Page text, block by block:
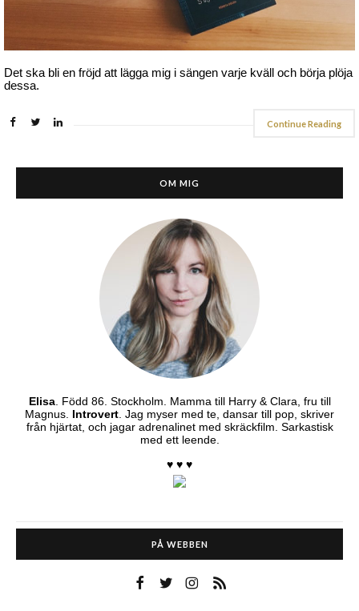
Det ska bli en fröjd att lägga mig i sängen varje kväll och börja plöja
dessa.
Continue Reading
OM MIG
Elisa. Född 86. Stockholm. Mamma till Harry & Clara, fru till
Magnus. Introvert. Jag myser med te, dansar till pop, skriver
från hjärtat, och jagar adrenalinet med skräckfilm. Sarkastisk
med ett leende.
♥ ♥ ♥
PÅ WEBBEN